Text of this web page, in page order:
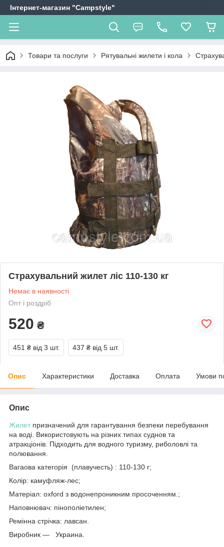
Інтернет-магазин "Campstyle"
Товари та послуги Рятувальні жилети і кола
Страхувальний жилет ліс 110-130 кг
Немає в наявності
Опт і роздріб
520 ₴
451 ₴ від 3 шт. 437 ₴ від 5 шт.
Опис Характеристики Доставка Оплата Умови
Опис
Жилет призначений для гарантування безпеки перебування
на воді. Використовують на різних типах суднов та
атракціонів. Підходить для водного туризму, риболовлі та
полювання.
Вагаова категорія (плавучесть) : 110-130 г;
Колір: камуфляж-лес;
Матеріал: oxford з водонепроникним просоченням.;
Наповнювач: пінополіетилен;
Ремінна стрічка: лавсан.
Виробник — Украина.